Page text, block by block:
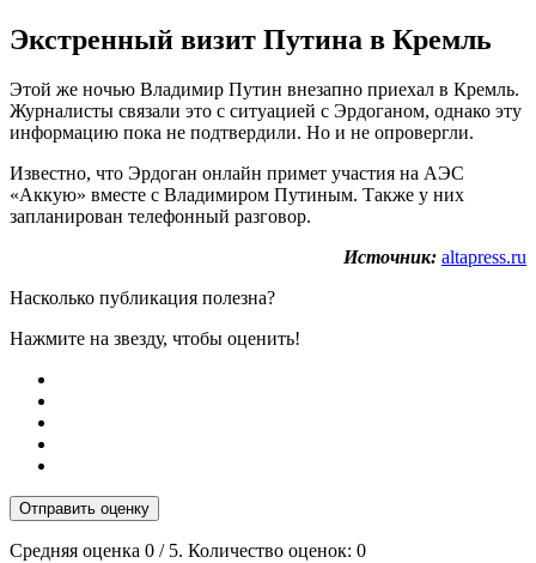
Экстренный визит Путина в Кремль
Этой же ночью Владимир Путин внезапно приехал в Кремль.
Журналисты связали это с ситуацией с Эрдоганом, однако эту
информацию пока не подтвердили. Но и не опровергли.
Известно, что Эрдоган онлайн примет участия на АЭС
«Аккую» вместе с Владимиром Путиным. Также у них
запланирован телефонный разговор.
Источник: altapress.ru
Насколько публикация полезна?
Нажмите на звезду, чтобы оценить!
Отправить оценку
Средняя оценка 0 / 5. Количество оценок: 0